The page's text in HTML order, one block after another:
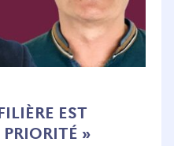
EST
»